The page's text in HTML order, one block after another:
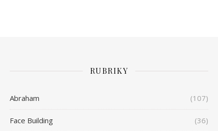
RUBRIKY
Abraham (107)
Face Building (36)